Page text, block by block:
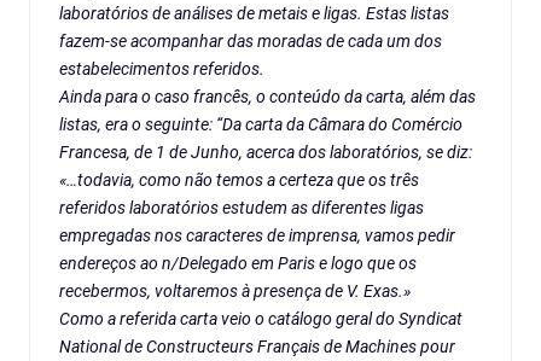
laboratórios de análises de metais e ligas. Estas listas
fazem-se acompanhar das moradas de cada um dos
estabelecimentos referidos.
Ainda para o caso francês, o conteúdo da carta, além das
listas, era o seguinte: “Da carta da Câmara do Comércio
Francesa, de 1 de Junho, acerca dos laboratórios, se diz:
«…todavia, como não temos a certeza que os três
referidos laboratórios estudem as diferentes ligas
empregadas nos caracteres de imprensa, vamos pedir
endereços ao n/Delegado em Paris e logo que os
recebermos, voltaremos à presença de V. Exas.»
Como a referida carta veio o catálogo geral do Syndicat
National de Constructeurs Français de Machines pour